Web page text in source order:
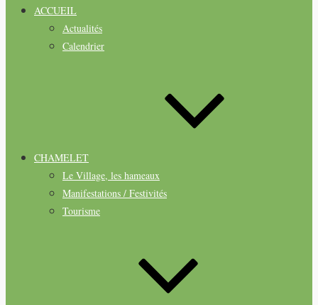
ACCUEIL
Actualités
Calendrier
CHAMELET
Le Village, les hameaux
Manifestations / Festivités
Tourisme